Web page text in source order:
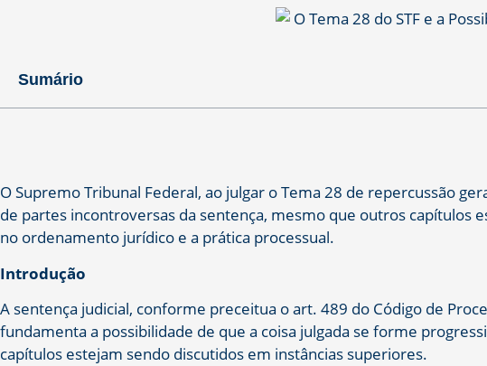
Sumário
O Supremo Tribunal Federal, ao julgar o Tema 28 de repercussão
de partes incontroversas da sentença, mesmo que outros capítulos
no ordenamento jurídico e a prática processual.
Introdução
A sentença judicial, conforme preceitua o art. 489 do Código de
fundamenta a possibilidade de que a coisa julgada se forme
capítulos estejam sendo discutidos em instâncias superiores.